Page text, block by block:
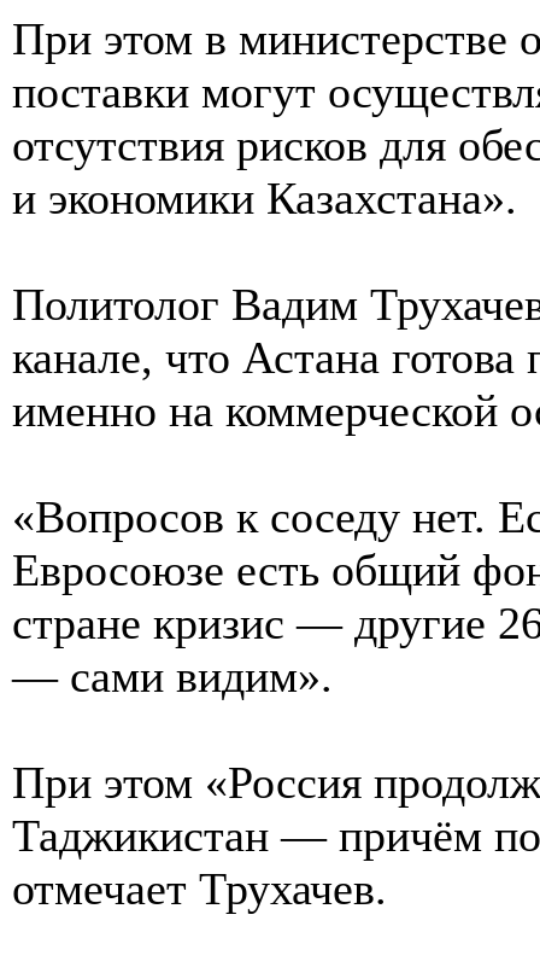
При этом в министерстве
поставки могут
отсутствия рисков для
и экономики Казахстана».
Политолог Вадим
канале, что Астана
именно на коммерческой
«Вопросов к соседу нет.
Евросоюзе есть общий
стране кризис — другие
— сами видим».
При этом «Россия
Таджикистан — причём
отмечает Трухачев.